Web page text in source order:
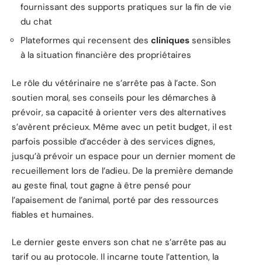
fournissant des supports pratiques sur la fin de vie
du chat
Plateformes qui recensent des cliniques sensibles
à la situation financière des propriétaires
Le rôle du vétérinaire ne s’arrête pas à l’acte. Son
soutien moral, ses conseils pour les démarches à
prévoir, sa capacité à orienter vers des alternatives
s’avèrent précieux. Même avec un petit budget, il est
parfois possible d’accéder à des services dignes,
jusqu’à prévoir un espace pour un dernier moment de
recueillement lors de l’adieu. De la première demande
au geste final, tout gagne à être pensé pour
l’apaisement de l’animal, porté par des ressources
fiables et humaines.
Le dernier geste envers son chat ne s’arrête pas au
tarif ou au protocole. Il incarne toute l’attention, la